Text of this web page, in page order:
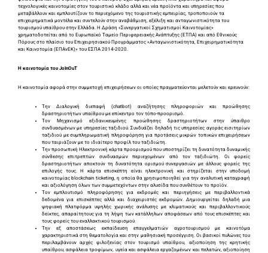
τεχνολογικές καινοτομίες στον τουριστικό κλάδο αλλά και νέα προϊόντα και υπηρεσίες που
μεταβάλλουν και εμπλουτίζουν το περιεχόμενο της τουριστικής εμπειρίας, τροποποιούν τα
επιχειρηματικά μοντέλα και συντελούν στην αναβάθμιση, εξέλιξη και ανταγωνιστικότητα του
τουρισμού υπαίθρου στην Ελλάδα. Η Δράση «Συνεργατικοί Σχηματισμοί Καινοτομίας»
χρηματοδοτείται από το Ευρωπαϊκό Ταμείο Περιφερειακής Ανάπτυξης (ΕΤΠΑ) και από Εθνικούς
Πόρους στο πλαίσιο του Επιχειρησιακού Προγράμματος «Ανταγωνιστικότητα, Επιχειρηματικότητα
και Καινοτομία (ΕΠΑνΕΚ)» του ΕΣΠΑ 2014-2020.
Η καινοτομία του JoInOuT
Η καινοτομία αφορά στην συμμετοχή επιχειρήσεων οι οποίες πραγματεύονται μελετούν και ερευνούν:
Την Διαλογική διεπαφή (chatbot) αναζήτησης πληροφοριών και προώθησης
δραστηριοτήτων υπαίθρου με επίκεντρο τον τόπο-προορισμό.
Τον Μηχανισμό εξιδανικευμένης προώθησης δραστηριοτήτων στην ύπαιθρο
συνδυασμένων με υπηρεσίες ταξιδιού. Συνδυάζει δηλαδή τις υπηρεσίες αγοράς εισιτηρίων
ταξιδιού με συμπληρωματική πληροφόρηση για προτάσεις μικρών τοπικών επιχειρήσεων
που ταιριάζουν με το ιδιαίτερο προφίλ του ταξιδιώτη.
Την προσωπική Ηλεκτρονική κάρτα προορισμού που υποστηρίζει τη δυνατότητα δυναμικής
σύνθεσης επιτρεπτών συνδυασμών περιεχομένων από τον ταξιδιώτη. Οι φορείς
δραστηριοτήτων αποκτούν τη δυνατότητα ορισμού συνεργασιών με άλλους φορείς της
επιλογής τους. Η κάρτα επισκέπτη είναι ηλεκτρονική και στηρίζεται στην υποδομή
καινοτομίας blockchain ticketing, η οποία θα χρησιμοποιηθεί για την αναλυτική καταγραφή
και αξιολόγηση όλων των συμμετεχόντων στην αλυσίδα που συνθέτουν το προϊόν.
Τον εμπλουτισμό πληροφόρησης για εκδρομές και περιηγήσεις με περιβαλλοντικά
δεδομένα για επισκέπτες αλλά και διαχειριστές εκδρομών. Δημιουργείται δηλαδή μια
ψηφιακή πλατφόρμα υψηλής χωρικής ανάλυσης με κλιματικούς και περιβαλλοντικούς
δείκτες, απαραίτητους για τη λήψη των κατάλληλων αποφάσεων από τους επισκέπτες και
τους φορείς του εναλλακτικού τουρισμού.
Την εξ αποστάσεως εκπαίδευση επαγγελματιών αγροτουρισμού με καινοτόμα
χαρακτηριστικά στη θεματολογία και στην μαθησιακή προσέγγιση. Οι βασικοί πυλώνες του
περιλαμβάνουν αρχές φιλοξενίας στον τουρισμό υπαίθρου, αξιοποίηση της κρητικής
υπαίθρου, ασφάλεια τροφίμων, υγεία και ασφάλεια εργαζομένων και πελατών, αξιοποίηση